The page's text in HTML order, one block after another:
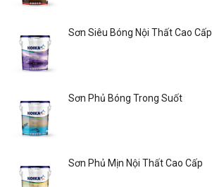
Sơn Siêu Bóng Nội Thất Cao Cấp
Sơn Phủ Bóng Trong Suốt
Sơn Phủ Mịn Nội Thất Cao Cấp